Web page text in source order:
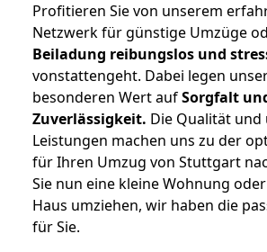
Profitieren Sie von unserem
Netzwerk für günstige Umzüge
Beiladung reibungslos und
vonstattengeht. Dabei legen
besonderen Wert aufSorgfalt
Zuverlässigkeit. Die Qualität
Leistungen machen uns zu der
für Ihren Umzug von Stuttgart
Sie nun eine kleine Wohnung
Haus umziehen, wir haben die
für Sie.